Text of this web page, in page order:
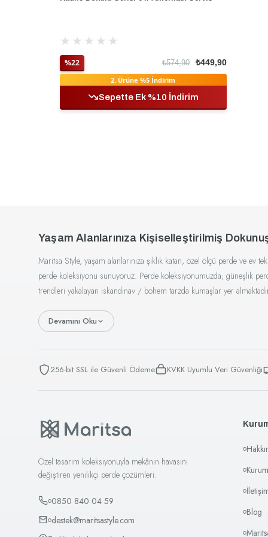
★ ★ ★ ★ ★
₺449,90
₺574,90
%22
2. Ürüne %5 İndirim
Sepette Ek %10 İndirim
Yaşam Alanlarınıza Kişiselleştirilmiş
Maritsa Style, yaşam alanlarınıza şıklık katan, özel ölçü perde ve
perde koleksiyonu sunuyoruz. Perde koleksiyonumuzda; güneşlik
trendleri yakalayan iskandinav / bohem tarzda kumaşlar yer
Devamını Oku
256-bit SSL ile Güvenli Ödeme KVKK Uyumlu Veri Güvenliği
Özel tasarım koleksiyonuyla mekânın havasını
değiştiren yenilikçi perde çözümleri.
0850 840 04 59
destek@maritsastyle.com
Blog